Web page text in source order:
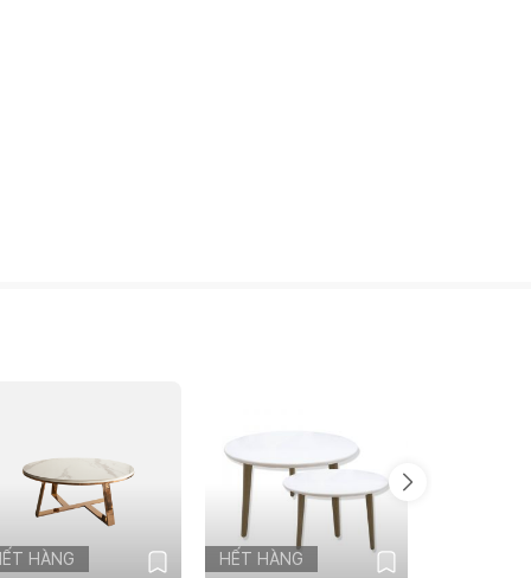
HÀNG HẾT HÀNG